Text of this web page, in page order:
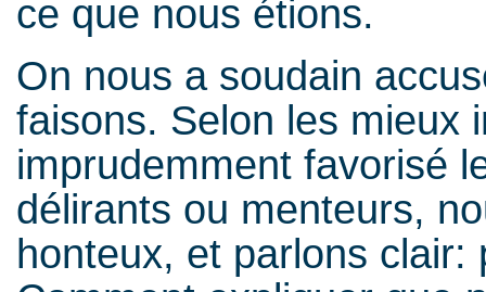
ce que nous
On nous a soudain
faisons. Selon les mieux
imprudemment favorisé
délirants ou menteurs,
honteux, et parlons